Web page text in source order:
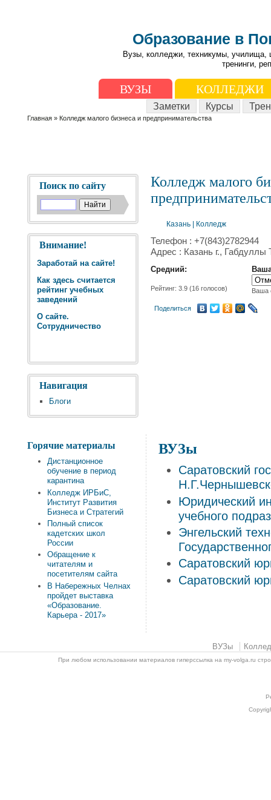
Образование в
Вузы, колледжи, техникумы,
тренинги,
ВУЗЫ КОЛЛЕДЖИ
Заметки Курсы
Главная » Колледж малого бизнеса и предпринимательства
Колледж малого
Казань Колледж
Телефон : +7(843)2782944
Адрес : Казань г., Габдуллы
Средний:
Рейтинг: 3.9 (16 голосов) Ваша
Поделиться
Поиск по сайту
Внимание!
Заработай на сайте!
Как здесь считается
рейтинг учебных
заведений
О сайте.
Сотрудничество
Навигация
Блоги
Горячие материалы
Дистанционное
обучение в период
карантина
Колледж ИРБиС,
Институт Развития
Бизнеса и Стратегий
Полный список
кадетских школ
России
Обращение к
читателям и
посетителям сайта
В Набережных Челнах
пройдет выставка
«Образование.
Карьера - 2017»
ВУЗы
Саратовский
Юридический
учебного
Энгельский
Саратовский
Саратовский
ВУЗы
При любом использовании материалов гиперссылка на my-volga.ru